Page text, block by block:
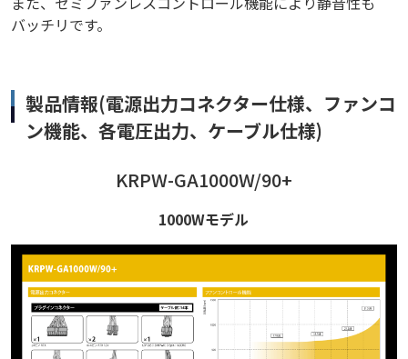
バッチリです。
製品情報(電源出力コネクター仕様、ファンコ
ン機能、各電圧出力、ケーブル仕様)
KRPW-GA1000W/90+
1000Wモデル